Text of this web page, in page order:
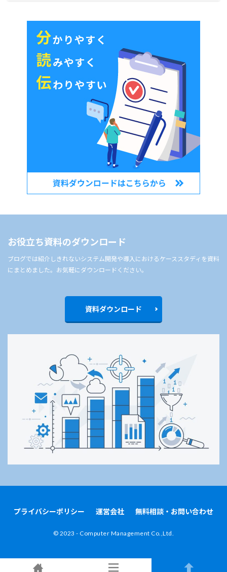
お役立ち資料のダウンロード
ブログでは紹介しきれないシステム開発や導入におけるケーススタディを資料
にまとめました。お気軽にダウンロードください。
資料ダウンロード
プライバシーポリシー 運営会社 無料相談・お問い合わせ
©︎ 2023 - Computer Management Co.,Ltd.